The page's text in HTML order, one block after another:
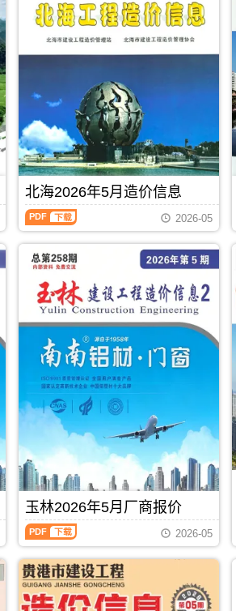
PDF，
地
区：
宜
州
区、
罗
城
县、
环
江
县、
县、
大
县、
县、
天
峨
东
兰
县、
巴
马
县、
凤
山
县.，
用
于
河
港
工
造
价
信
息）
期
刊，
由
贵
港
市
建
设
息
信
息
包
含
区
域：
贵
港
市、
桂
平
市、
平
南
PDF 下载
北海2026年5月造价信息
北
海
年
信
（北
造
价
息）
期
刊，
由
北
海
市
建
设
造
价
信
PDF 下载
2026-05
玉林2026年5月厂商报价
玉
林
年
5
月
厂
2026-05